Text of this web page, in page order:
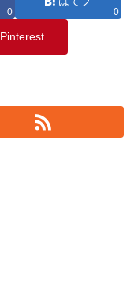
0 0
Pinterest